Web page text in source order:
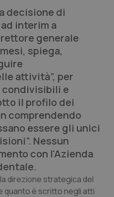
decisione di
interim a
generale
spiega,
attività”, per
condivisibili e
il profilo dei
comprendendo
essere gli unici
Nessun
con l'Azienda
direzione strategica del
quanto è scritto negli atti